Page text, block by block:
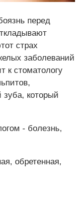
перед
страх
заболеваний
к стоматологу
зуба, который
- болезнь,
обретенная,